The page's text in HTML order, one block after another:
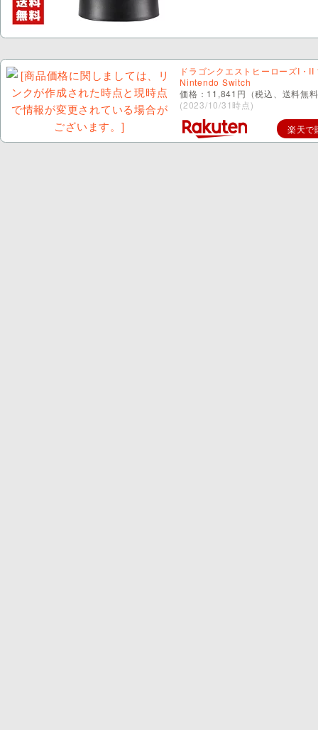
ドラゴンクエストヒーローズI・II
Nintendo Switch
価格：11,841円（税込、送料無
(2023/10/31時点)
楽天で